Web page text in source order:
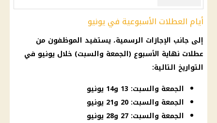
أيام العطلات الأسبوعية في يونيو
إلى جانب الإجازات الرسمية، يستفيد الموظفون من
عطلات نهاية الأسبوع (الجمعة والسبت) خلال يونيو في
التواريخ التالية:
الجمعة والسبت: 13 و14 يونيو
الجمعة والسبت: 20 و21 يونيو
الجمعة والسبت: 27 و28 يونيو